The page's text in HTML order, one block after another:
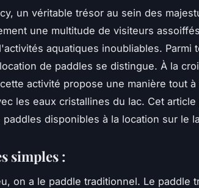
un véritable trésor au sein des
une multitude de visiteurs
aquatiques inoubliables. Parmi
de paddles se distingue. À la
activité propose une manière tout
les eaux cristallines du lac. Cet
disponibles à la location sur le
simples :
on a le paddle traditionnel. Le paddle